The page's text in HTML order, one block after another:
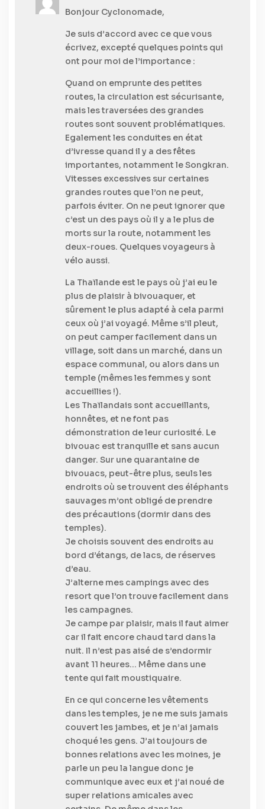
Bonjour Cyclonomade,
Je suis d’accord avec ce que vous
écrivez, excepté quelques points qui
ont pour moi de l’importance :
Quand on emprunte des petites
routes, la circulation est sécurisante,
mais les traversées des grandes
routes sont souvent problématiques.
Egalement les conduites en état
d’ivresse quand il y a des fêtes
importantes, notamment le Songkran.
Vitesses excessives sur certaines
grandes routes que l’on ne peut,
parfois éviter. On ne peut ignorer que
c’est un des pays où il y a le plus de
morts sur la route, notamment les
deux-roues. Quelques voyageurs à
vélo aussi.
La Thaïlande est le pays où j’ai eu le
plus de plaisir à bivouaquer, et
sûrement le plus adapté à cela parmi
ceux où j’ai voyagé. Même s’il pleut,
on peut camper facilement dans un
village, soit dans un marché, dans un
espace communal, ou alors dans un
temple (mêmes les femmes y sont
accueillies !).
Les Thaïlandais sont accueillants,
honnêtes, et ne font pas
démonstration de leur curiosité. Le
bivouac est tranquille et sans aucun
danger. Sur une quarantaine de
bivouacs, peut-être plus, seuls les
endroits où se trouvent des éléphants
sauvages m’ont obligé de prendre
des précautions (dormir dans des
temples).
Je choisis souvent des endroits au
bord d’étangs, de lacs, de réserves
d’eau.
J’alterne mes campings avec des
resort que l’on trouve facilement dans
les campagnes.
Je campe par plaisir, mais il faut aimer
car il fait encore chaud tard dans la
nuit. Il n’est pas aisé de s’endormir
avant 11 heures… Même dans une
tente qui fait moustiquaire.
En ce qui concerne les vêtements
dans les temples, je ne me suis jamais
couvert les jambes, et je n’ai jamais
choqué les gens. J’ai toujours de
bonnes relations avec les moines, je
parle un peu la langue donc je
communique avec eux et j’ai noué de
super relations amicales avec